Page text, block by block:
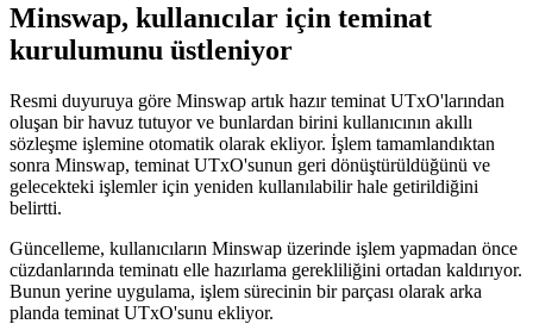
Minswap, kullanıcılar için teminat
kurulumunu üstleniyor
Resmi duyuruya göre Minswap artık hazır teminat UTxO'larından
oluşan bir havuz tutuyor ve bunlardan birini kullanıcının akıllı
sözleşme işlemine otomatik olarak ekliyor. İşlem tamamlandıktan
sonra Minswap, teminat UTxO'sunun geri dönüştürüldüğünü ve
gelecekteki işlemler için yeniden kullanılabilir hale getirildiğini
belirtti.
Güncelleme, kullanıcıların Minswap üzerinde işlem yapmadan önce
cüzdanlarında teminatı elle hazırlama gerekliliğini ortadan kaldırıyor.
Bunun yerine uygulama, işlem sürecinin bir parçası olarak arka
planda teminat UTxO'sunu ekliyor.